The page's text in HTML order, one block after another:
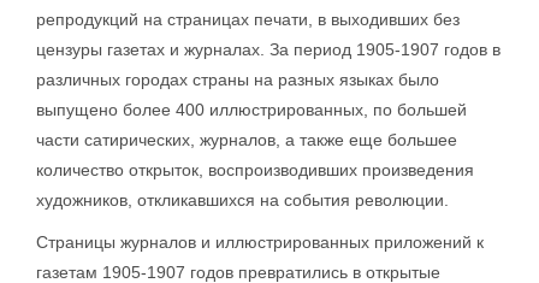
репродукций на страницах печати, в выходивших без
цензуры газетах и журналах. За период 1905-1907 годов в
различных городах страны на разных языках было
выпущено более 400 иллюстрированных, по большей
части сатирических, журналов, а также еще большее
количество открыток, воспроизводивших произведения
художников, откликавшихся на события революции.
Страницы журналов и иллюстрированных приложений к
газетам 1905-1907 годов превратились в открытые